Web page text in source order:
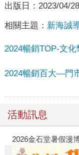
出版日： 2023/04/28
相關主題： 新海誠
2024暢銷TOP-文化
2024暢銷百大—門
活動訊息
2026金石堂暑假漫